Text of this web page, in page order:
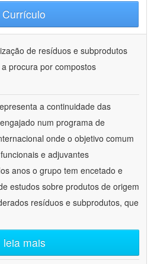
Currículo
de resíduos e subprodutos
procura por compostos
a continuidade das
num programa de
onde o objetivo comum
e adjuvantes
anos o grupo tem encetado e
estudos sobre produtos de origem
resíduos e subprodutos, que
leia mais